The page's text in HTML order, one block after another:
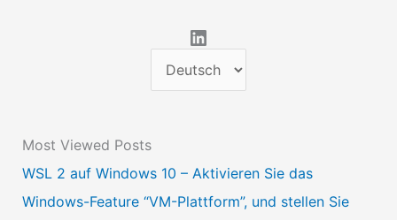
LinkedIn
p
a
c
h
Most Viewed Posts
WSL 2 auf Windows 10 – Aktivieren Sie das
Windows-Feature “VM-Plattform”, und stellen Sie